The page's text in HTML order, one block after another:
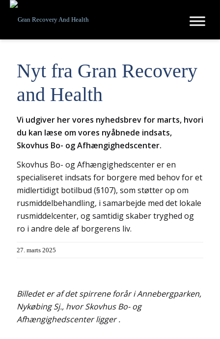
Nyt fra Gran Recovery
and Health
Vi udgiver her vores nyhedsbrev for marts, hvori
du kan læse om vores nyåbnede indsats,
Skovhus Bo- og Afhængighedscenter.
Skovhus Bo- og Afhængighedscenter er en
specialiseret indsats for borgere med behov for et
midlertidigt botilbud (§107), som støtter op om
rusmiddelbehandling, i samarbejde med det lokale
rusmiddelcenter, og samtidig skaber tryghed og
ro i andre dele af borgerens liv.
27. marts 2025
Billedet er af det spirrene forår i Annebergparken,
Nykøbing Sj., hvor Skovhus Bo- og
Afhængighedscenter ligger .